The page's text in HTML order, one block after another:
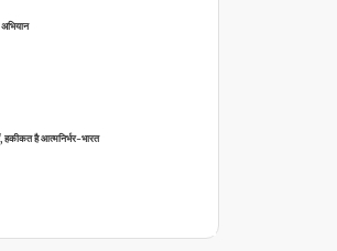
अभियान
हकीकत है आत्मनिर्भर-भारत